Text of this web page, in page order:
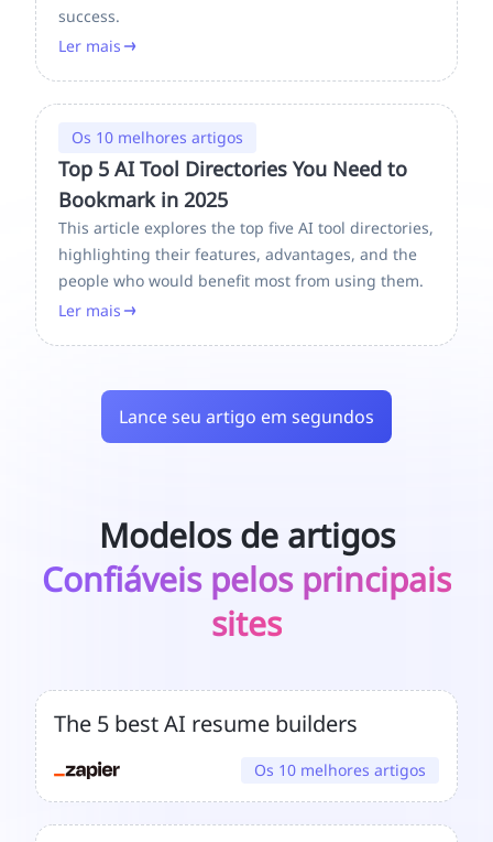
success.
Ler mais
Os 10 melhores artigos
Top 5 AI Tool Directories You Need to
Bookmark in 2025
This article explores the top five AI tool directories,
highlighting their features, advantages, and the
people who would benefit most from using them.
Ler mais
Lance seu artigo em segundos
Modelos de artigos
Confiáveis pelos principais
sites
The 5 best AI resume builders
Os 10 melhores artigos